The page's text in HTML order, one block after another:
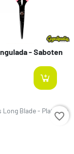
- Saboten
favorite_border